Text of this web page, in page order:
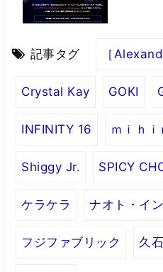
記事タグ ［
Crystal Kay GOKI
INFINITY 16 ｍｉｈ
Shiggy Jr. SPICY
ケラケラ ナオト・イ
フジファブリック 久